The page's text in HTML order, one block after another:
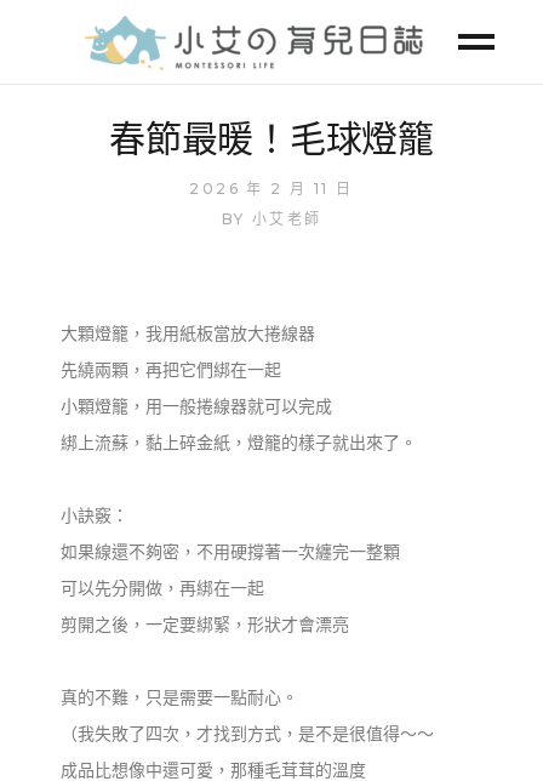
春節最暖！毛球燈籠
2026 年 2 月 11 日
BY 小艾老師
大顆燈籠，我用紙板當放大捲線器
先繞兩顆，再把它們綁在一起
小顆燈籠，用一般捲線器就可以完成
綁上流蘇，黏上碎金紙，燈籠的樣子就出來了。
小訣竅：
如果線還不夠密，不用硬撐著一次纏完一整顆
可以先分開做，再綁在一起
剪開之後，一定要綁緊，形狀才會漂亮
真的不難，只是需要一點耐心。
（我失敗了四次，才找到方式，是不是很值得～～
成品比想像中還可愛，那種毛茸茸的溫度